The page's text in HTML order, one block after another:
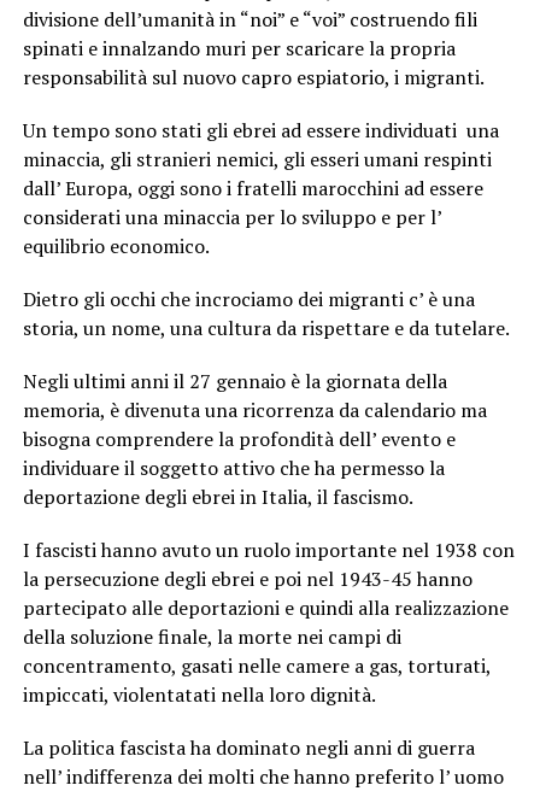
divisione dell’umanità in “noi” e “voi” costruendo fili
spinati e innalzando muri per scaricare la propria
responsabilità sul nuovo capro espiatorio, i migranti.
Un tempo sono stati gli ebrei ad essere individuati una
minaccia, gli stranieri nemici, gli esseri umani respinti
dall’ Europa, oggi sono i fratelli marocchini ad essere
considerati una minaccia per lo sviluppo e per l’
equilibrio economico.
Dietro gli occhi che incrociamo dei migranti c’ è una
storia, un nome, una cultura da rispettare e da tutelare.
Negli ultimi anni il 27 gennaio è la giornata della
memoria, è divenuta una ricorrenza da calendario ma
bisogna comprendere la profondità dell’ evento e
individuare il soggetto attivo che ha permesso la
deportazione degli ebrei in Italia, il fascismo.
I fascisti hanno avuto un ruolo importante nel 1938 con
la persecuzione degli ebrei e poi nel 1943-45 hanno
partecipato alle deportazioni e quindi alla realizzazione
della soluzione finale, la morte nei campi di
concentramento, gasati nelle camere a gas, torturati,
impiccati, violentatati nella loro dignità.
La politica fascista ha dominato negli anni di guerra
nell’ indifferenza dei molti che hanno preferito l’ uomo